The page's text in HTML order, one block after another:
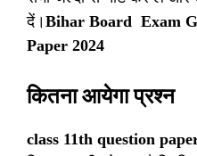
दें। Bihar Board Exam
Paper 2024
कितना आयेगा प्रश्न
class 11th question